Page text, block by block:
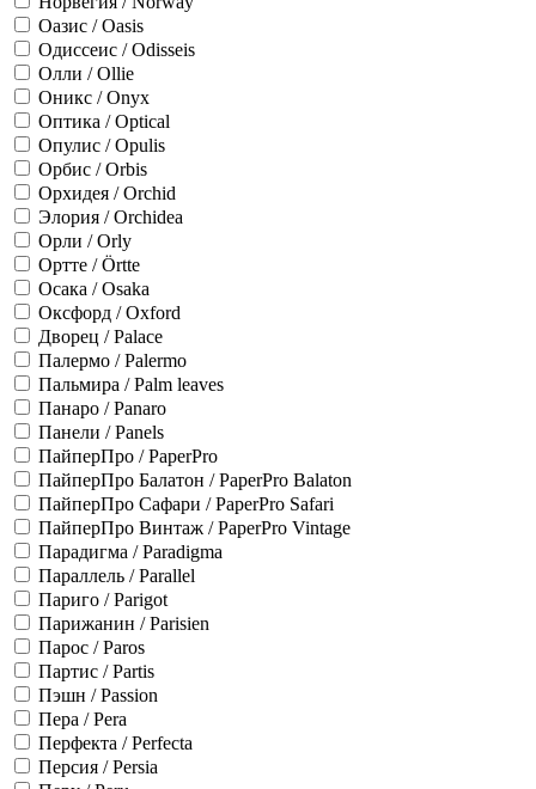
Оазис / Oasis
Одиссеис / Odisseis
Олли / Ollie
Оникс / Onyx
Оптика / Optical
Опулис / Opulis
Орбис / Orbis
Орхидея / Orchid
Элория / Orchidea
Орли / Orly
Ортте / Örtte
Осака / Osaka
Оксфорд / Oxford
Дворец / Palace
Палермо / Palermo
Пальмира / Palm leaves
Панаро / Panaro
Панели / Panels
ПайперПро / PaperPro
ПайперПро Балатон / PaperPro Balaton
ПайперПро Сафари / PaperPro Safari
ПайперПро Винтаж / PaperPro Vintage
Парадигма / Paradigma
Параллель / Parallel
Париго / Parigot
Парижанин / Parisien
Парос / Paros
Партис / Partis
Пэшн / Passion
Пера / Pera
Перфекта / Perfecta
Персия / Persia